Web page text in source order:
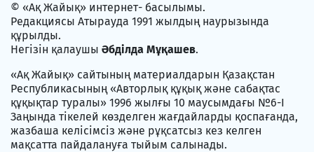
© «Ақ Жайық» интернет- басылымы.
Редакциясы Атырауда 1991 жылдың наурызында
құрылды.
Негізін қалаушы Әбділда Мұқашев.
«Ақ Жайық» сайтының материалдарын Қазақстан
Республикасының «Авторлық құқық және сабақтас
құқықтар туралы» 1996 жылғы 10 маусымдағы №6-I
Заңында тікелей көзделген жағдайларды қоспағанда,
жазбаша келісімсіз және рұқсатсыз кез келген
мақсатта пайдалануға тыйым салынады.